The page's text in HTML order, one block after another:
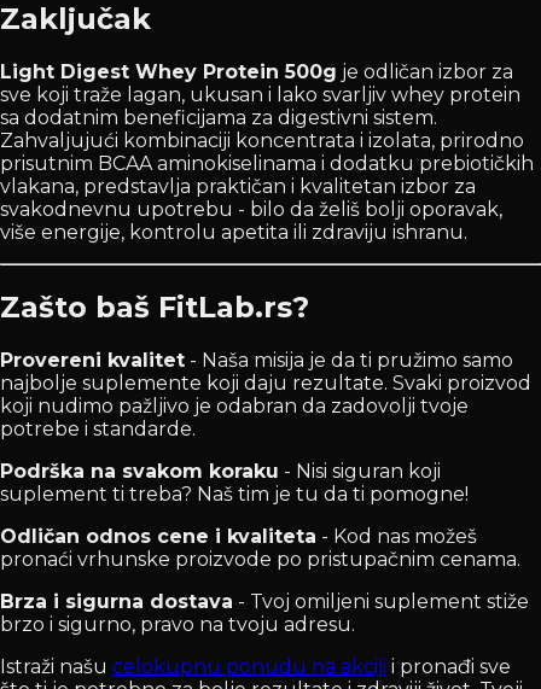
Zaključak
Light Digest Whey Protein 500g je odličan izbor za
sve koji traže lagan, ukusan i lako svarljiv whey protein
sa dodatnim beneficijama za digestivni sistem.
Zahvaljujući kombinaciji koncentrata i izolata, prirodno
prisutnim BCAA aminokiselinama i dodatku prebiotičkih
vlakana, predstavlja praktičan i kvalitetan izbor za
svakodnevnu upotrebu - bilo da želiš bolji oporavak,
više energije, kontrolu apetita ili zdraviju ishranu.
Zašto baš FitLab.rs?
Provereni kvalitet - Naša misija je da ti pružimo samo
najbolje suplemente koji daju rezultate. Svaki proizvod
koji nudimo pažljivo je odabran da zadovolji tvoje
potrebe i standarde.
Podrška na svakom koraku - Nisi siguran koji
suplement ti treba? Naš tim je tu da ti pomogne!
Odličan odnos cene i kvaliteta - Kod nas možeš
pronaći vrhunske proizvode po pristupačnim cenama.
Brza i sigurna dostava - Tvoj omiljeni suplement stiže
brzo i sigurno, pravo na tvoju adresu.
Istraži našu celokupnu ponudu na akciji i pronađi sve